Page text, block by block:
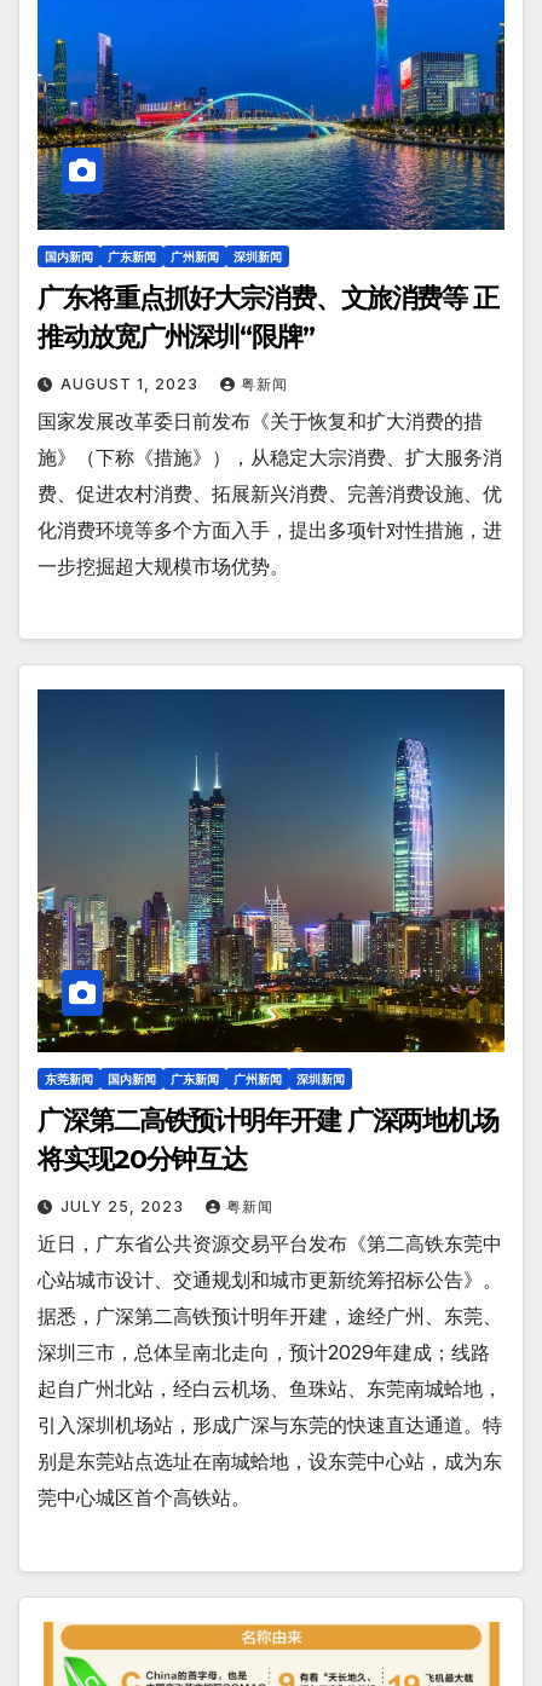
国内新闻 广东新闻 广州新闻 深圳新闻
广东将重点抓好大宗消费、文旅消费等 正
推动放宽广州深圳“限牌”
AUGUST 1, 2023 粤新闻
国家发展改革委日前发布《关于恢复和扩大消费的措
施》（下称《措施》），从稳定大宗消费、扩大服务消
费、促进农村消费、拓展新兴消费、完善消费设施、优
化消费环境等多个方面入手，提出多项针对性措施，进
一步挖掘超大规模市场优势。
东莞新闻 国内新闻 广东新闻 广州新闻 深圳新闻
广深第二高铁预计明年开建 广深两地机场
将实现20分钟互达
JULY 25, 2023 粤新闻
近日，广东省公共资源交易平台发布《第二高铁东莞中
心站城市设计、交通规划和城市更新统筹招标公告》。
据悉，广深第二高铁预计明年开建，途经广州、东莞、
深圳三市，总体呈南北走向，预计2029年建成；线路
起自广州北站，经白云机场、鱼珠站、东莞南城蛤地，
引入深圳机场站，形成广深与东莞的快速直达通道。特
别是东莞站点选址在南城蛤地，设东莞中心站，成为东
莞中心城区首个高铁站。